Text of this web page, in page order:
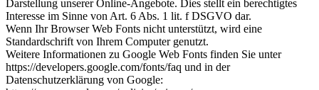
Darstellung unserer Online-Angebote. Dies stellt ein berechtigtes
Interesse im Sinne von Art. 6 Abs. 1 lit. f DSGVO dar.
Wenn Ihr Browser Web Fonts nicht unterstützt, wird eine
Standardschrift von Ihrem Computer genutzt.
Weitere Informationen zu Google Web Fonts finden Sie unter
https://developers.google.com/fonts/faq und in der
Datenschutzerklärung von Google: